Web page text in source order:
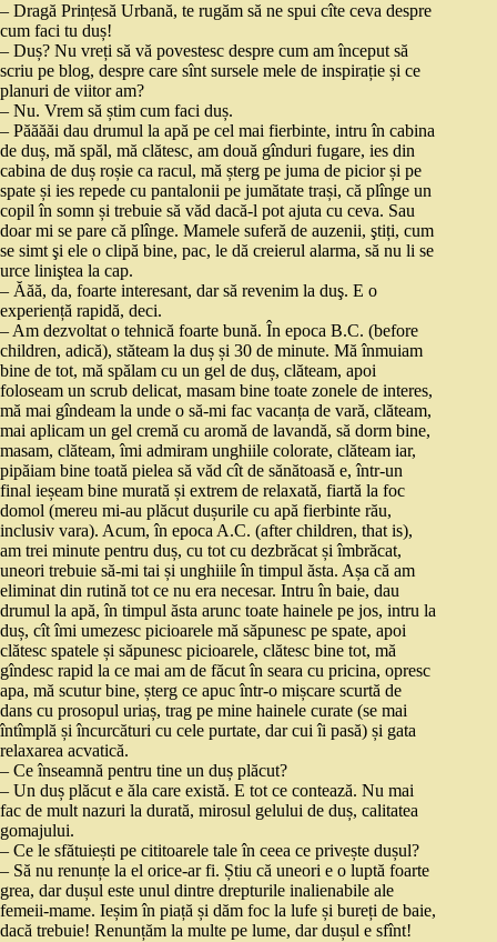
– Dragă Prințesă Urbană, te rugăm să ne spui cîte ceva despre
cum faci tu duș!
– Duș? Nu vreți să vă povestesc despre cum am început să
scriu pe blog, despre care sînt sursele mele de inspirație și ce
planuri de viitor am?
– Nu. Vrem să știm cum faci duș.
– Păăăăi dau drumul la apă pe cel mai fierbinte, intru în cabina
de duș, mă spăl, mă clătesc, am două gînduri fugare, ies din
cabina de duș roșie ca racul, mă șterg pe juma de picior și pe
spate și ies repede cu pantalonii pe jumătate trași, că plînge un
copil în somn și trebuie să văd dacă-l pot ajuta cu ceva. Sau
doar mi se pare că plînge. Mamele suferă de auzenii, ştiți, cum
se simt şi ele o clipă bine, pac, le dă creierul alarma, să nu li se
urce liniştea la cap.
– Ăăă, da, foarte interesant, dar să revenim la duş. E o
experiență rapidă, deci.
– Am dezvoltat o tehnică foarte bună. În epoca B.C. (before
children, adică), stăteam la duș și 30 de minute. Mă înmuiam
bine de tot, mă spălam cu un gel de duș, clăteam, apoi
foloseam un scrub delicat, masam bine toate zonele de interes,
mă mai gîndeam la unde o să-mi fac vacanța de vară, clăteam,
mai aplicam un gel cremă cu aromă de lavandă, să dorm bine,
masam, clăteam, îmi admiram unghiile colorate, clăteam iar,
pipăiam bine toată pielea să văd cît de sănătoasă e, într-un
final ieșeam bine murată și extrem de relaxată, fiartă la foc
domol (mereu mi-au plăcut dușurile cu apă fierbinte rău,
inclusiv vara). Acum, în epoca A.C. (after children, that is),
am trei minute pentru duș, cu tot cu dezbrăcat și îmbrăcat,
uneori trebuie să-mi tai și unghiile în timpul ăsta. Așa că am
eliminat din rutină tot ce nu era necesar. Intru în baie, dau
drumul la apă, în timpul ăsta arunc toate hainele pe jos, intru la
duș, cît îmi umezesc picioarele mă săpunesc pe spate, apoi
clătesc spatele și săpunesc picioarele, clătesc bine tot, mă
gîndesc rapid la ce mai am de făcut în seara cu pricina, opresc
apa, mă scutur bine, șterg ce apuc într-o mișcare scurtă de
dans cu prosopul uriaș, trag pe mine hainele curate (se mai
întîmplă și încurcături cu cele purtate, dar cui îi pasă) și gata
relaxarea acvatică.
– Ce înseamnă pentru tine un duș plăcut?
– Un duș plăcut e ăla care există. E tot ce contează. Nu mai
fac de mult nazuri la durată, mirosul gelului de duș, calitatea
gomajului.
– Ce le sfătuiești pe cititoarele tale în ceea ce privește dușul?
– Să nu renunțe la el orice-ar fi. Știu că uneori e o luptă foarte
grea, dar dușul este unul dintre drepturile inalienabile ale
femeii-mame. Ieșim în piață și dăm foc la lufe și bureți de baie,
dacă trebuie! Renunțăm la multe pe lume, dar dușul e sfînt!